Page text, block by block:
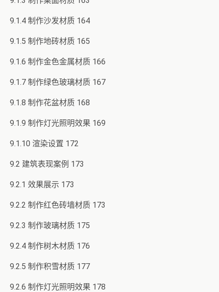
9.1.4 制作沙发材质 164
9.1.5 制作地砖材质 165
9.1.6 制作金色金属材质 166
9.1.7 制作绿色玻璃材质 167
9.1.8 制作花盆材质 168
9.1.9 制作灯光照明效果 169
9.1.10 渲染设置 172
9.2 建筑表现案例 173
9.2.1 效果展示 173
9.2.2 制作红色砖墙材质 173
9.2.3 制作玻璃材质 175
9.2.4 制作树木材质 176
9.2.5 制作积雪材质 177
9.2.6 制作灯光照明效果 178